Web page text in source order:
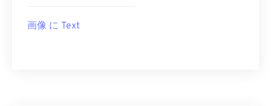
画像 に Text